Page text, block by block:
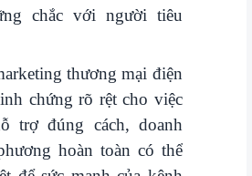
chắc với người tiêu
thương mại điện
chứng rõ rệt cho việc
trợ đúng cách, doanh
hoàn toàn có thể